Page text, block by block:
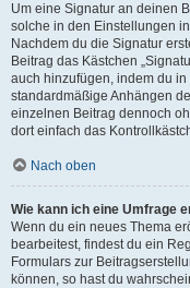
Um eine Signatur an deinen
solche in den Einstellungen
Nachdem du die Signatur
Beitrag das Kästchen
auch hinzufügen, indem du
standardmäßige Anhängen
einzelnen Beitrag dennoch
dort einfach das
Nach oben
Wie kann ich eine Umfrage
Wenn du ein neues Thema
bearbeitest, findest du ein
Formulars zur
können, so hast du